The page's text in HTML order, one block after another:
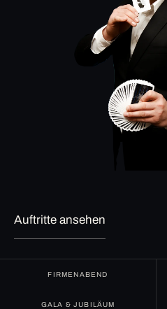
Auftritte ansehen
FIRMENABEND
GALA & JUBILÄUM